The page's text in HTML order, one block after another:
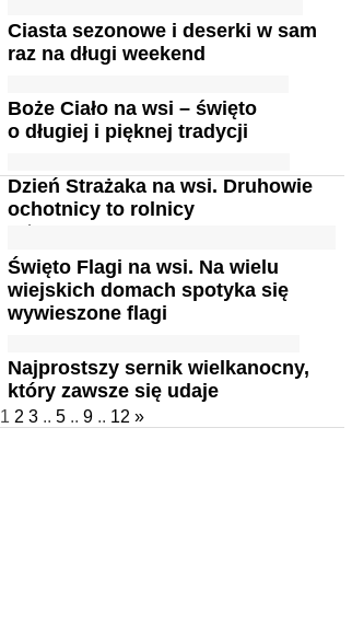
Ciasta sezonowe i deserki w sam
raz na długi weekend
Boże Ciało na wsi – święto
o długiej i pięknej tradycji
Dzień Strażaka na wsi. Druhowie
ochotnicy to rolnicy
Święto Flagi na wsi. Na wielu
wiejskich domach spotyka się
wywieszone flagi
Najprostszy sernik wielkanocny,
który zawsze się udaje
1 2 3 .. 5 .. 9 .. 12 »